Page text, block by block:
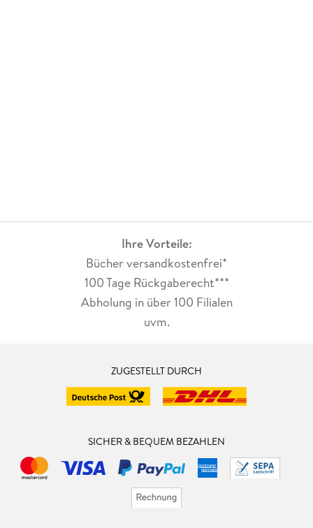
Ihre Vorteile:
Bücher versandkostenfrei*
100 Tage Rückgaberecht***
Abholung in über 100 Filialen
uvm.
ZUGESTELLT DURCH
SICHER & BEQUEM BEZAHLEN